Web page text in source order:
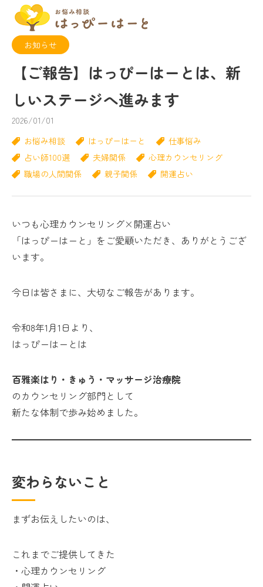
お知らせ
【ご報告】はっぴーはーとは、新
しいステージへ進みます
2026/01/01
お悩み相談
はっぴーはーと
仕事悩み
占い師100選
夫婦関係
心理カウンセリング
職場の人間関係
親子関係 開運占い
いつも心理カウンセリング×開運占い
「はっぴーはーと」をご愛顧いただき、ありがとうござ
います。
今日は皆さまに、大切なご報告があります。
令和8年1月1日より、
はっぴーはーとは
百雅楽はり・きゅう・マッサージ治療院
のカウンセリング部門として
新たな体制で歩み始めました。
変わらないこと
まずお伝えしたいのは、
これまでご提供してきた
・心理カウンセリング